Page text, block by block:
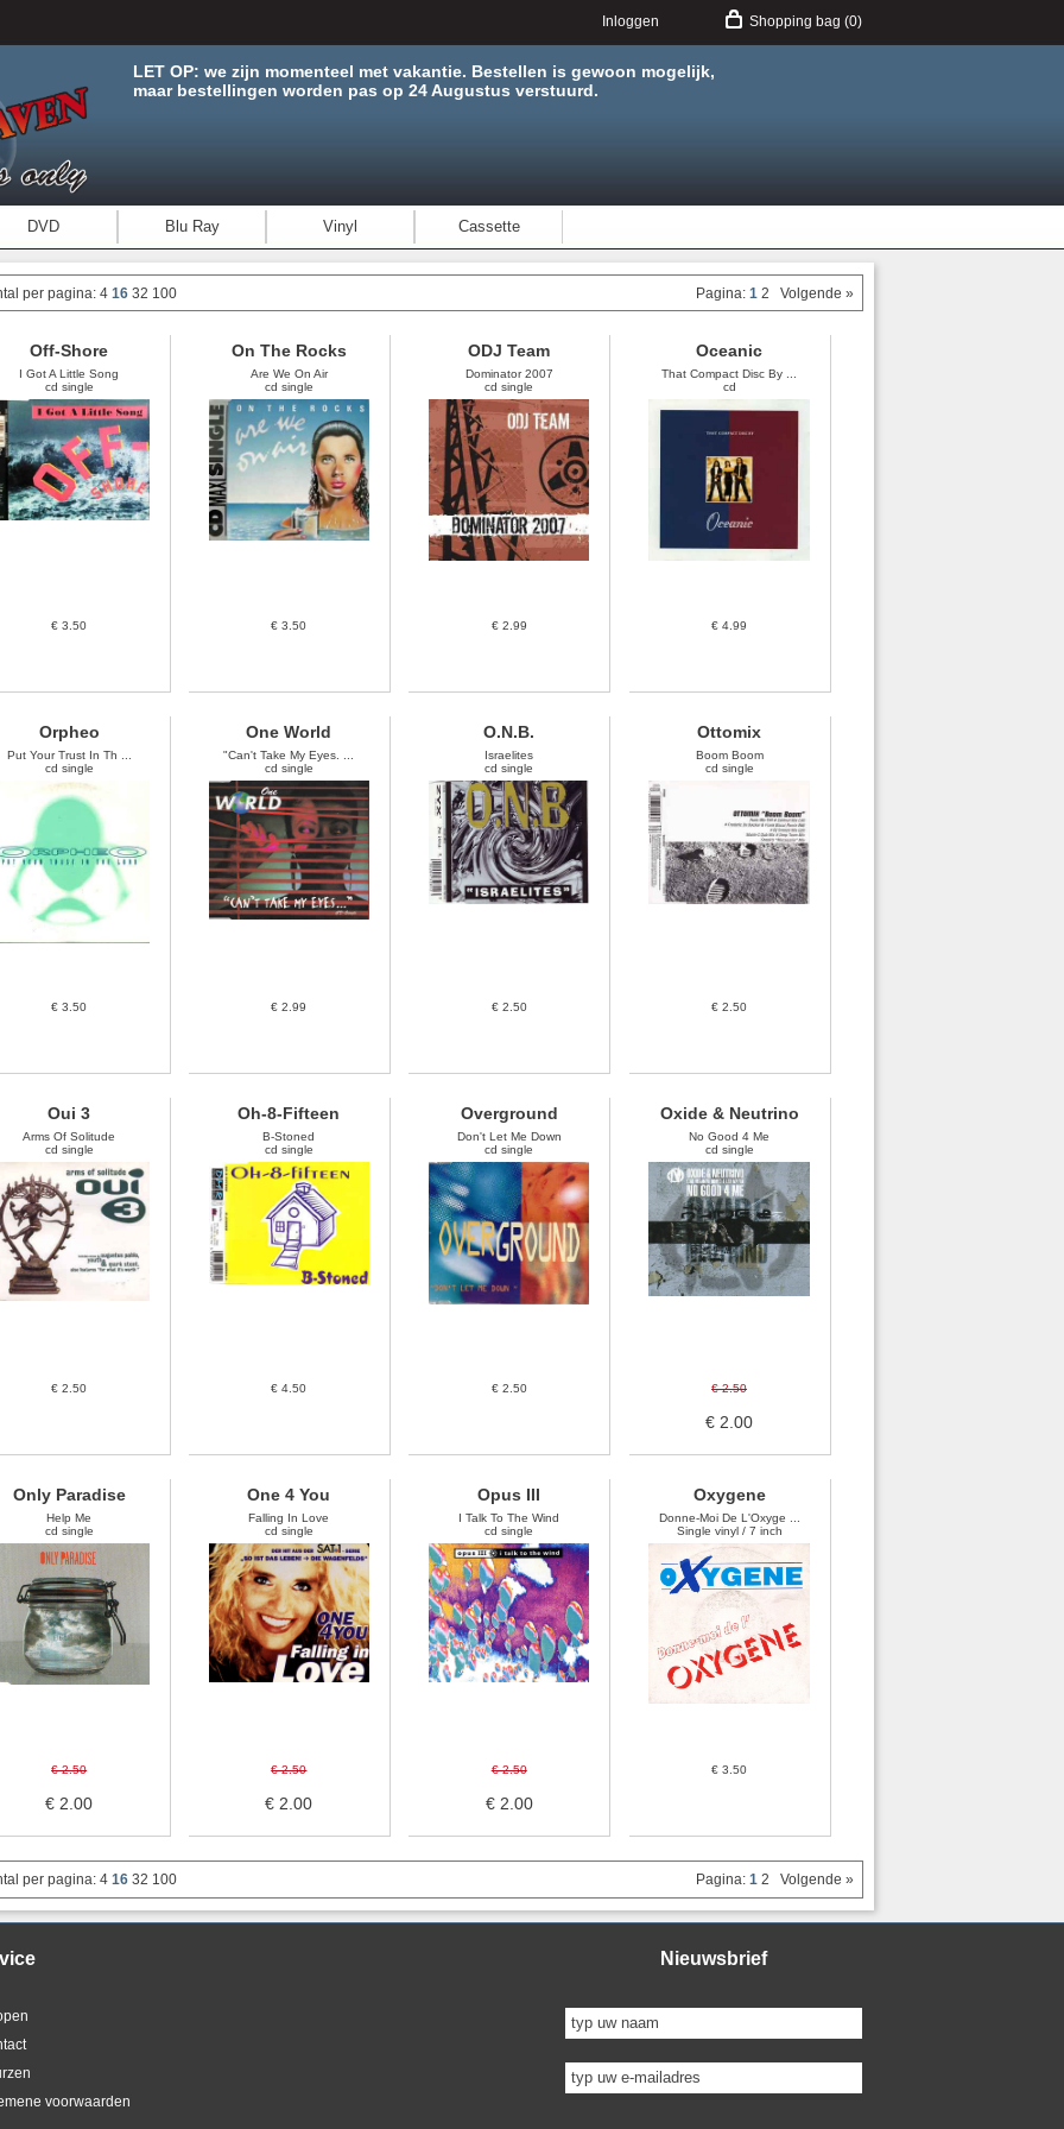
Shopping bag (0)
Inloggen
LET OP: we zijn momenteel met vakantie. Bestellen is gewoon mogelijk,
maar bestellingen worden pas op 24 Augustus verstuurd.
DVD Blu Ray Vinyl Cassette
per pagina:41632 100 Pagina: 1 2 Volgende »
Off-Shore
I Got A Little Song
cd single
€ 3.50
On The Rocks
Are We On Air
cd single
€ 3.50
ODJ Team
Dominator 2007
cd single
€ 2.99
Oceanic
That Compact Disc By ...
cd
€ 4.99
Orpheo
Put Your Trust In Th ...
cd single
€ 3.50
One World
"Can't Take My Eyes. ...
cd single
€ 2.99
O.N.B.
Israelites
cd single
€ 2.50
Ottomix
Boom Boom
cd single
€ 2.50
Oui 3
Arms Of Solitude
cd single
€ 2.50
Oh-8-Fifteen
B-Stoned
cd single
€ 4.50
Overground
Don't Let Me Down
cd single
€ 2.50
Oxide & Neutrino
No Good 4 Me
cd single
€ 2.50
€ 2.00
Only Paradise
Help Me
cd single
€ 2.50
€ 2.00
One 4 You
Falling In Love
cd single
€ 2.50
€ 2.00
Opus III
I Talk To The Wind
cd single
€ 2.50
€ 2.00
Oxygene
Donne-Moi De L'Oxyge ...
Single vinyl / 7 inch
€ 3.50
per pagina:41632 100 Pagina: 1 2 Volgende »
Nieuwsbrief
voorwaarden